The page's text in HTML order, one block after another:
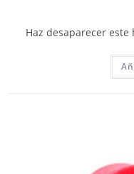
Haz desaparecer